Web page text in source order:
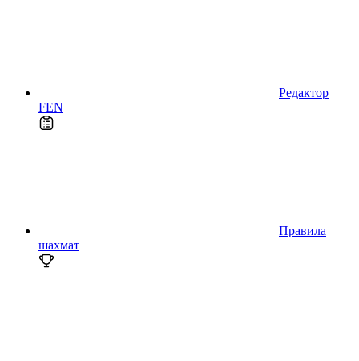
Редактор
FEN
Правила
шахмат